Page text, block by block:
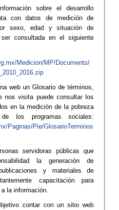
sobre el desarrollo
con datos de medición de
s​exo, edad y situación de
consultada en el siguiente
Medicion/MP/Documents/
web un Glosario de términos,
nos visita puede consultar los
en la medición de la pobreza
los programas sociales:
Paginas/Pie/GlosarioTerminos
servidoras públicas que
la generación de
y materiales de
capacitación para
la información.
contar con un sitio web